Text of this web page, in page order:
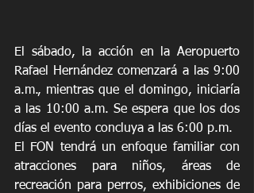
El sábado, la acción en la Aeropuerto
Rafael Hernández comenzará a las 9:00
a.m., mientras que el domingo, iniciaría
a las 10:00 a.m. Se espera que los dos
El FON tendrá un enfoque familiar con
atracciones para niños, áreas de
recreación para perros, exhibiciones de